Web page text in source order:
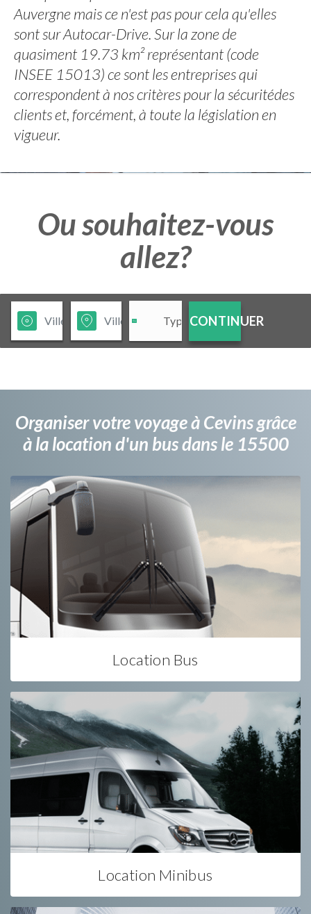
Auvergne mais ce n'est pas pour cela qu'elles
sont sur Autocar-Drive. Sur la zone de
quasiment 19.73 km² représentant (code
INSEE 15013) ce sont les entreprises qui
correspondent à nos critères pour la sécuritédes
clients et, forcément, à toute la législation en
vigueur.
Ou souhaitez-vous
allez?
CONTINUER
Organiser votre voyage à Cevins grâce
à la location d'un bus dans le 15500
Location Bus
Location Minibus